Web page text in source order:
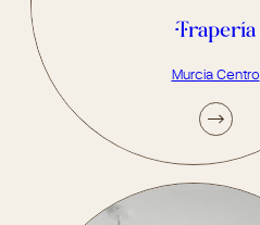
Trapería
Murcia Centro